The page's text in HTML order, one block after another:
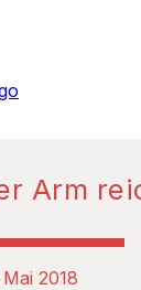
Arm
Mai 2018